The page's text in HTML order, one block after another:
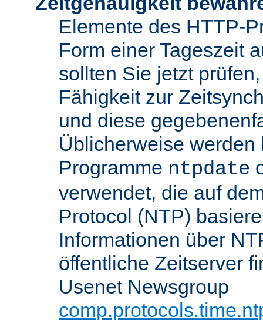
Elemente des HTTP-
Form einer Tageszeit
sollten Sie jetzt
Fähigkeit zur
und diese
Üblicherweise werden
Programme ntpdate
verwendet, die auf
Protocol (NTP)
Informationen über
öffentliche Zeitserver
Usenet Newsgroup